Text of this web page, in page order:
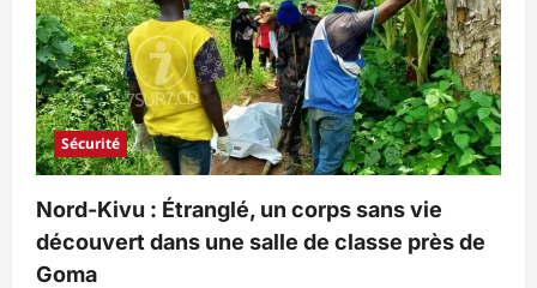
Sécurité
Nord-Kivu : Étranglé, un corps sans vie
découvert dans une salle de classe près de
Goma